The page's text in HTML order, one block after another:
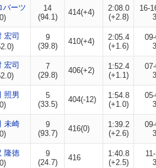
バーツ
14
(94.1)
414(+4)
2:08.0
(+2.8)
16-
宏司
9
(39.8)
410(+4)
2:05.4
(+1.6)
宏司
7
(29.8)
406(+2)
1:52.4
(+1.1)
照男
5
(33.5)
404(-12)
1:54.8
(+1.0)
未崎
9
(93.7)
416(0)
1:39.2
(+2.6)
隆徳
9
(24.7)
416
1:40.8
(+2.5)